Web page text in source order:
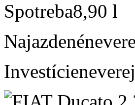
Spotreba8,90 l
Najazdené
Investície